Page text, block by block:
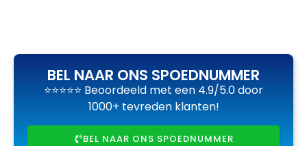
BEL NAAR ONS SPOEDNUMMER
⭐⭐⭐⭐⭐ Beoordeeld met een 4.9/5.0 door
1000+ tevreden klanten!
BEL NAAR ONS SPOEDNUMMER